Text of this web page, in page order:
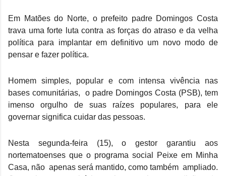
Em Matões do Norte, o prefeito padre Domingos Costa
trava uma forte luta contra as forças do atraso e da velha
política para implantar em definitivo um novo modo de
pensar e fazer política.
Homem simples, popular e com intensa vivência nas
bases comunitárias,  o padre Domingos Costa (PSB), tem
imenso orgulho de suas raízes populares, para ele
governar significa cuidar das pessoas.
Nesta segunda-feira (15), o gestor garantiu aos
nortematoenses que o programa social Peixe em Minha
Casa, não  apenas será mantido, como também  ampliado.